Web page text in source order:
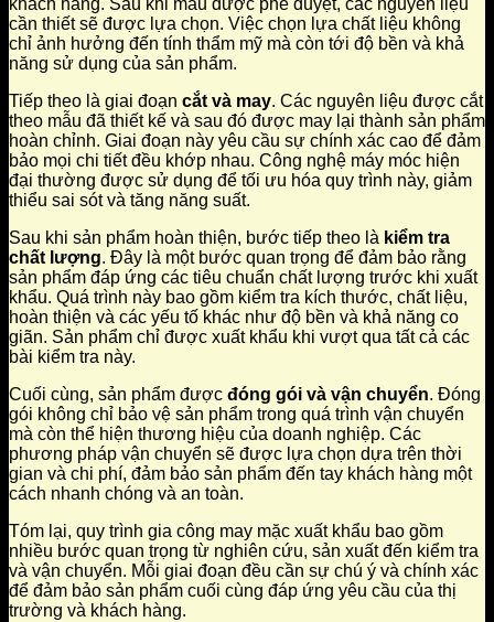
khách hàng. Sau khi mẫu được phê duyệt, các nguyên liệu
cần thiết sẽ được lựa chọn. Việc chọn lựa chất liệu không
chỉ ảnh hưởng đến tính thẩm mỹ mà còn tới độ bền và khả
năng sử dụng của sản phẩm.
Tiếp theo là giai đoạn cắt và may. Các nguyên liệu được cắt
theo mẫu đã thiết kế và sau đó được may lại thành sản phẩm
hoàn chỉnh. Giai đoạn này yêu cầu sự chính xác cao để đảm
bảo mọi chi tiết đều khớp nhau. Công nghệ máy móc hiện
đại thường được sử dụng để tối ưu hóa quy trình này, giảm
thiểu sai sót và tăng năng suất.
Sau khi sản phẩm hoàn thiện, bước tiếp theo là kiểm tra
chất lượng. Đây là một bước quan trọng để đảm bảo rằng
sản phẩm đáp ứng các tiêu chuẩn chất lượng trước khi xuất
khẩu. Quá trình này bao gồm kiểm tra kích thước, chất liệu,
hoàn thiện và các yếu tố khác như độ bền và khả năng co
giãn. Sản phẩm chỉ được xuất khẩu khi vượt qua tất cả các
bài kiểm tra này.
Cuối cùng, sản phẩm được đóng gói và vận chuyển. Đóng
gói không chỉ bảo vệ sản phẩm trong quá trình vận chuyển
mà còn thể hiện thương hiệu của doanh nghiệp. Các
phương pháp vận chuyển sẽ được lựa chọn dựa trên thời
gian và chi phí, đảm bảo sản phẩm đến tay khách hàng một
cách nhanh chóng và an toàn.
Tóm lại, quy trình gia công may mặc xuất khẩu bao gồm
nhiều bước quan trọng từ nghiên cứu, sản xuất đến kiểm tra
và vận chuyển. Mỗi giai đoạn đều cần sự chú ý và chính xác
để đảm bảo sản phẩm cuối cùng đáp ứng yêu cầu của thị
trường và khách hàng.